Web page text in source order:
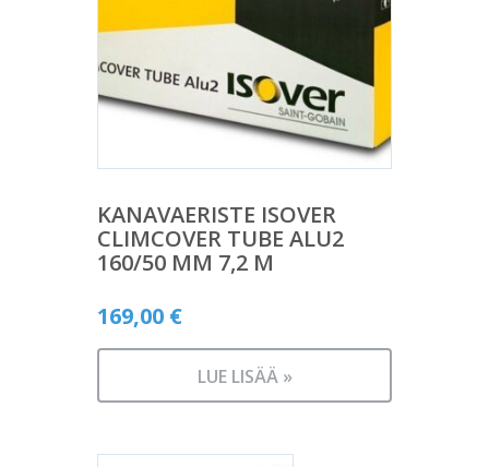
KANAVAERISTE ISOVER
CLIMCOVER TUBE ALU2
160/50 MM 7,2 M
169,00 €
LUE LISÄÄ »